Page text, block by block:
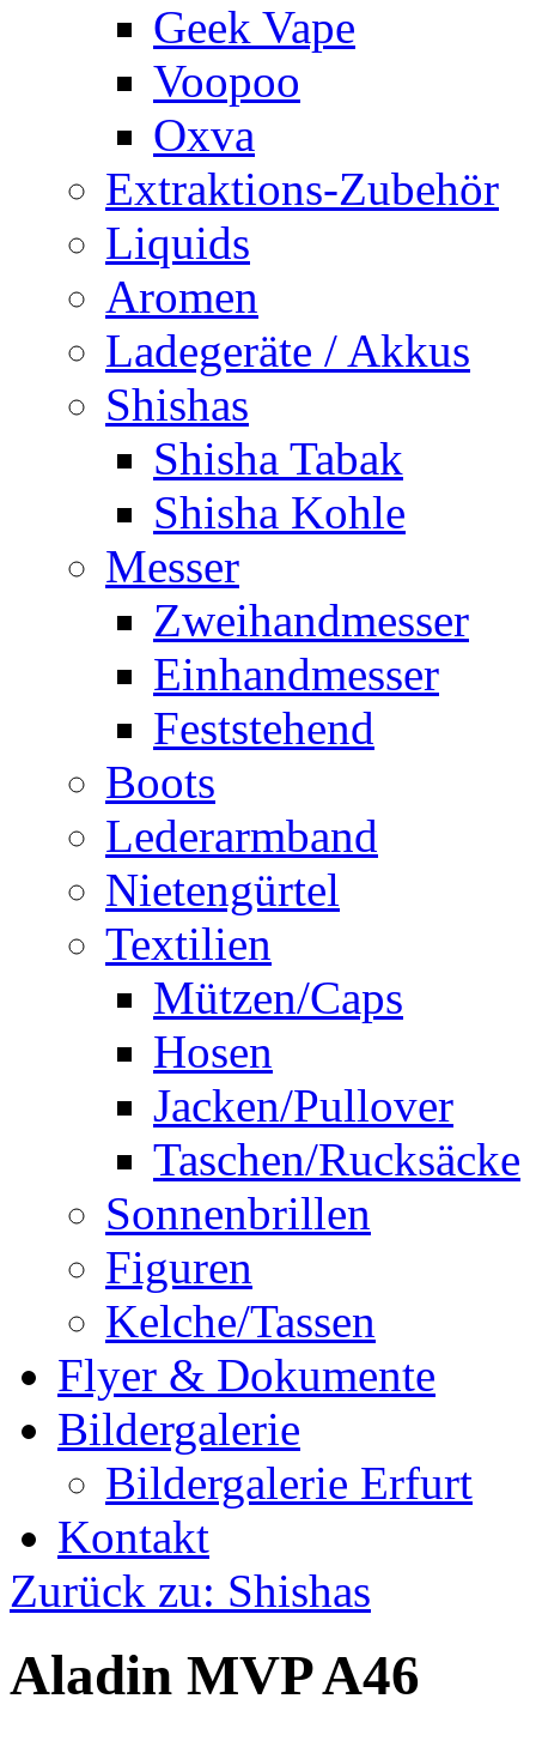
Geek Vape
Voopoo
Oxva
Extraktions-Zubehör
Liquids
Aromen
Ladegeräte / Akkus
Shishas
Shisha Tabak
Shisha Kohle
Messer
Zweihandmesser
Einhandmesser
Feststehend
Boots
Lederarmband
Nietengürtel
Textilien
Mützen/Caps
Hosen
Jacken/Pullover
Taschen/Rucksäcke
Sonnenbrillen
Figuren
Kelche/Tassen
Flyer & Dokumente
Bildergalerie
Bildergalerie Erfurt
Kontakt
Zurück zu: Shishas
Aladin MVP A46